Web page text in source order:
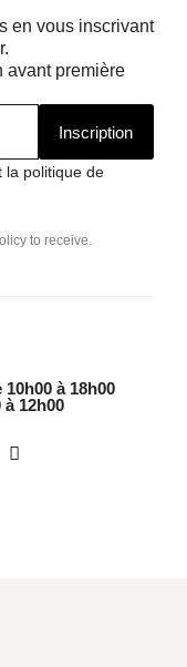
en vous inscrivant
avant première
Inscription
la politique de
to receive.
à 18h00
12h00